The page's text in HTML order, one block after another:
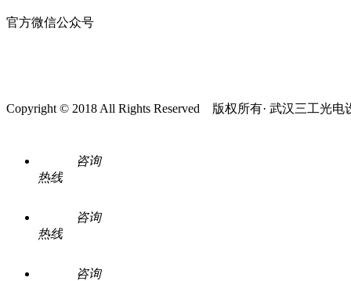
官方微信公众号
Copyright © 2018 All Rights Reserved 版权所有· 武汉三工光
咨询
热线
咨询
热线
咨询